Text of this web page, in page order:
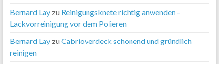
Bernard Layzu Reinigungsknete richtig anwenden –
Lackvorreinigung vor dem Polieren
Bernard Layzu Cabrioverdeck schonend und gründlich
reinigen